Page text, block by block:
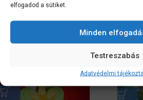
elfogadod a sütiket.
Minden
Testreszabás
Adatvédelmi
diafilm
1 890Ft